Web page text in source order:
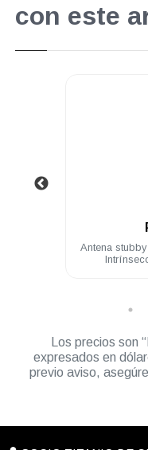
con este
Antena
Los precios son
expresados en
previo aviso,